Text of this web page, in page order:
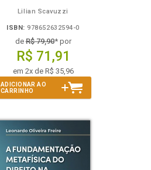
Lilian Scavuzzi
ISBN: 978652632594-0
deR$ 79,90* por
R$ 71,91
em 2x de R$ 35,96
ADICIONAR AO
CARRINHO